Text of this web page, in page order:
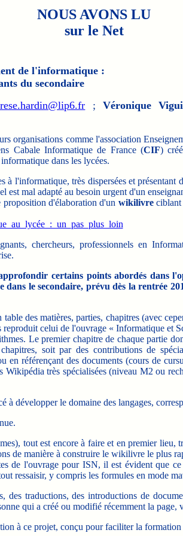
NOUS AVONS LU
sur le Net
de l'informatique :
du secondaire
; Véronique
organisations comme l'association
Cabale Informatique de France (CIF)
dans les lycées.
l'informatique, très dispersées et présentant
mal adapté au besoin urgent d'un
d'élaboration d'un wikilivreciblant
chercheurs, professionnels en
certains points abordés dans
le secondaire, prévu dès la rentrée
des matières, parties, chapitres (avec
reproduit celui de l'ouvrage « Informatique
Le premier chapitre de chaque partie
soit par des contributions de
en référençant des documents (cours de
très spécialisées (niveau M2 ou
développer le domaine des langages,
tout est encore à faire et en premier lieu,
de manière à construire le wikilivre le plus
de l'ouvrage pour ISN, il est évident que
ressaisir, y compris les formules en mode
traductions, des introductions de
qui a créé ou modifié récemment la
à ce projet, conçu pour faciliter la